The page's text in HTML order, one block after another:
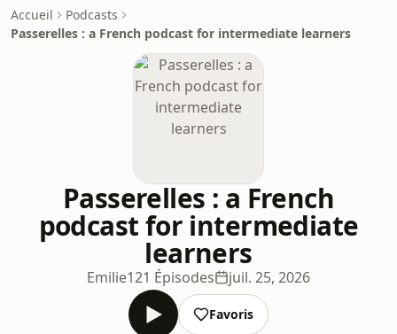
Accueil
Podcasts
Passerelles : a French podcast for intermediate learners
Passerelles : a French
podcast for intermediate
learners
Emilie121 Épisodes juil. 25, 2026
Favoris